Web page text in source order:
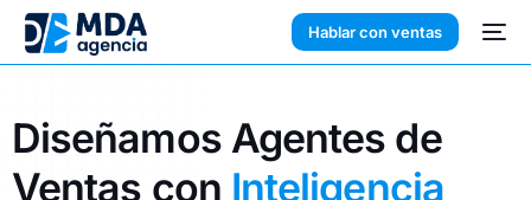
Hablar con ventas
Diseñamos Agentes de
Ventas con Inteligencia